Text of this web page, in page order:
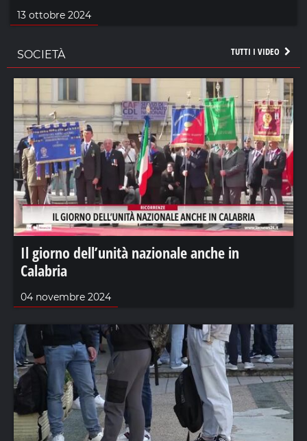
13 ottobre 2024
TUTTI I VIDEO
SOCIETÀ
Il giorno dell’unità nazionale anche in
Calabria
04 novembre 2024